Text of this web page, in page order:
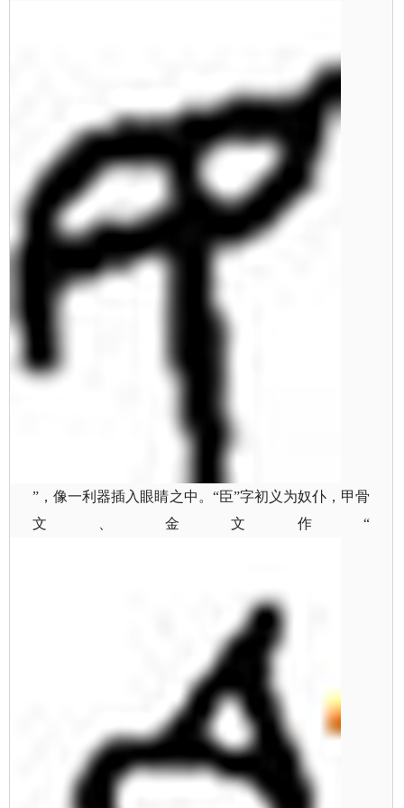
”，像一利器插入眼睛之中。“臣”字初义为奴仆，甲骨
文、金文作“